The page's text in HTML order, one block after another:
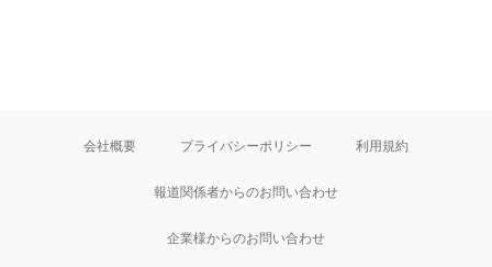
会社概要 プライバシーポリシー 利用規約
報道関係者からのお問い合わせ
企業様からのお問い合わせ